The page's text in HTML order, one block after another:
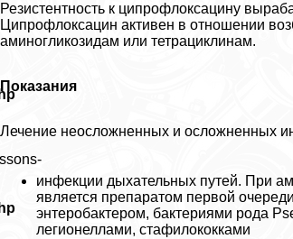
Резистентность к ципрофлоксацину
Ципрофлоксацин активен в отношении
аминогликозидам или тетрациклинам.
Показания
Лечение неосложненных и осложненных
инфекции дыхательных путей. При
является препаратом первой
энтеробактером, бактериями рода
легионеллами, стафилококками